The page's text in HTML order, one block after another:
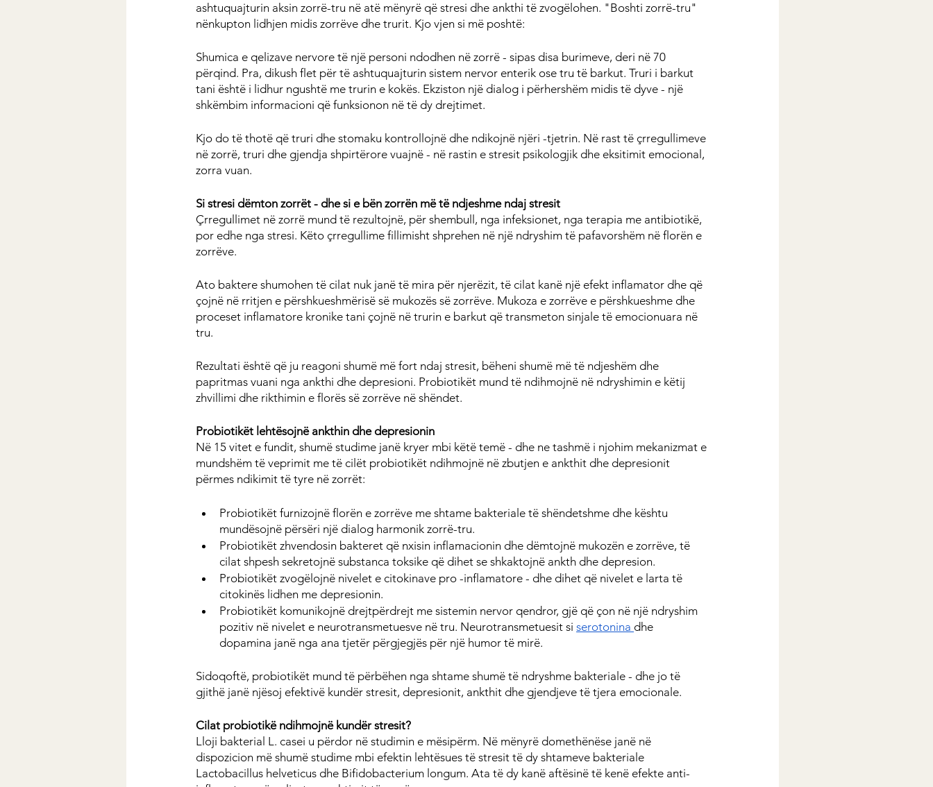
ashtuquajturin aksin zorrë-tru në atë mënyrë që stresi dhe ankthi të zvogëlohen. "Boshti zorrë-tru"
nënkupton lidhjen midis zorrëve dhe trurit. Kjo vjen si më poshtë:
Shumica e qelizave nervore të një personi ndodhen në zorrë - sipas disa burimeve, deri në 70
përqind. Pra, dikush flet për të ashtuquajturin sistem nervor enterik ose tru të barkut. Truri i barkut
tani është i lidhur ngushtë me trurin e kokës. Ekziston një dialog i përhershëm midis të dyve - një
shkëmbim informacioni që funksionon në të dy drejtimet.
Kjo do të thotë që truri dhe stomaku kontrollojnë dhe ndikojnë njëri -tjetrin. Në rast të çrregullimeve
në zorrë, truri dhe gjendja shpirtërore vuajnë - në rastin e stresit psikologjik dhe eksitimit emocional,
zorra vuan.
Si stresi dëmton zorrët - dhe si e bën zorrën më të ndjeshme ndaj stresit
Çrregullimet në zorrë mund të rezultojnë, për shembull, nga infeksionet, nga terapia me antibiotikë,
por edhe nga stresi. Këto çrregullime fillimisht shprehen në një ndryshim të pafavorshëm në florën e
zorrëve.
Ato baktere shumohen të cilat nuk janë të mira për njerëzit, të cilat kanë një efekt inflamator dhe që
çojnë në rritjen e përshkueshmërisë së mukozës së zorrëve. Mukoza e zorrëve e përshkueshme dhe
proceset inflamatore kronike tani çojnë në trurin e barkut që transmeton sinjale të emocionuara në
tru.
Rezultati është që ju reagoni shumë më fort ndaj stresit, bëheni shumë më të ndjeshëm dhe
papritmas vuani nga ankthi dhe depresioni. Probiotikët mund të ndihmojnë në ndryshimin e këtij
zhvillimi dhe rikthimin e florës së zorrëve në shëndet.
Probiotikët lehtësojnë ankthin dhe depresionin
Në 15 vitet e fundit, shumë studime janë kryer mbi këtë temë - dhe ne tashmë i njohim mekanizmat e
mundshëm të veprimit me të cilët probiotikët ndihmojnë në zbutjen e ankthit dhe depresionit
përmes ndikimit të tyre në zorrët:
Probiotikët furnizojnë florën e zorrëve me shtame bakteriale të shëndetshme dhe kështu
mundësojnë përsëri një dialog harmonik zorrë-tru.
Probiotikët zhvendosin bakteret që nxisin inflamacionin dhe dëmtojnë mukozën e zorrëve, të
cilat shpesh sekretojnë substanca toksike që dihet se shkaktojnë ankth dhe depresion.
Probiotikët zvogëlojnë nivelet e citokinave pro -inflamatore - dhe dihet që nivelet e larta të
citokinës lidhen me depresionin.
Probiotikët komunikojnë drejtpërdrejt me sistemin nervor qendror, gjë që çon në një ndryshim
pozitiv në nivelet e neurotransmetuesve në tru. Neurotransmetuesit si serotonina dhe
dopamina janë nga ana tjetër përgjegjës për një humor të mirë.
Sidoqoftë, probiotikët mund të përbëhen nga shtame shumë të ndryshme bakteriale - dhe jo të
gjithë janë njësoj efektivë kundër stresit, depresionit, ankthit dhe gjendjeve të tjera emocionale.
Cilat probiotikë ndihmojnë kundër stresit?
Lloji bakterial L. casei u përdor në studimin e mësipërm. Në mënyrë domethënëse janë në
dispozicion më shumë studime mbi efektin lehtësues të stresit të dy shtameve bakteriale
Lactobacillus helveticus dhe Bifidobacterium longum. Ata të dy kanë aftësinë të kenë efekte anti-